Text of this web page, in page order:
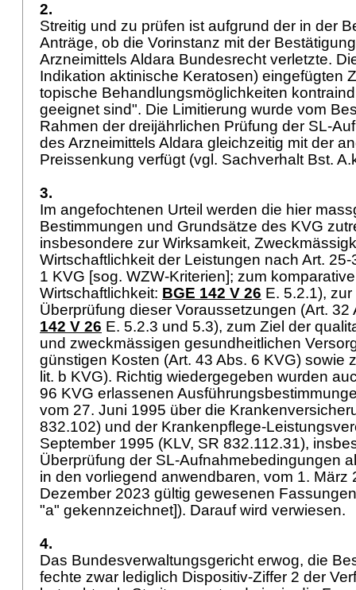
2.
Streitig und zu prüfen ist aufgrund der in der
Anträge, ob die Vorinstanz mit der
Arzneimittels Aldara Bundesrecht verletzte.
Indikation aktinische Keratosen) eingefügten
topische Behandlungsmöglichkeiten
geeignet sind". Die Limitierung wurde vom
Rahmen der dreijährlichen Prüfung der SL-
des Arzneimittels Aldara gleichzeitig mit der
Preissenkung verfügt (vgl. Sachverhalt Bst.
3.
Im angefochtenen Urteil werden die hier
Bestimmungen und Grundsätze des KVG
insbesondere zur Wirksamkeit,
Wirtschaftlichkeit der Leistungen nach Art. 25-
1 KVG [sog. WZW-Kriterien]; zum
Wirtschaftlichkeit: BGE 142 V 26 E. 5.2.1),
Überprüfung dieser Voraussetzungen (Art. 32
142 V 26 E. 5.2.3 und 5.3), zum Ziel der
und zweckmässigen gesundheitlichen
günstigen Kosten (Art. 43 Abs. 6 KVG) sowie
lit. b KVG). Richtig wiedergegeben wurden
96 KVG erlassenen
vom 27. Juni 1995 über die
832.102) und der Krankenpflege-
September 1995 (KLV, SR 832.112.31),
Überprüfung der SL-Aufnahmebedingungen
in den vorliegend anwendbaren, vom 1. März
Dezember 2023 gültig gewesenen
"a" gekennzeichnet]). Darauf wird verwiesen.
4.
Das Bundesverwaltungsgericht erwog, die
fechte zwar lediglich Dispositiv-Ziffer 2 der